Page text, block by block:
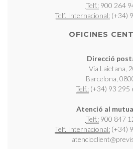
Telf.:900 264
Telf. Internacional: (+34)
OFICINES
Direcció
Via Laietana,
Barcelona,
Telf.: (+34) 93 295
Atenció al
Telf.:900 847
Telf. Internacional: (+34)